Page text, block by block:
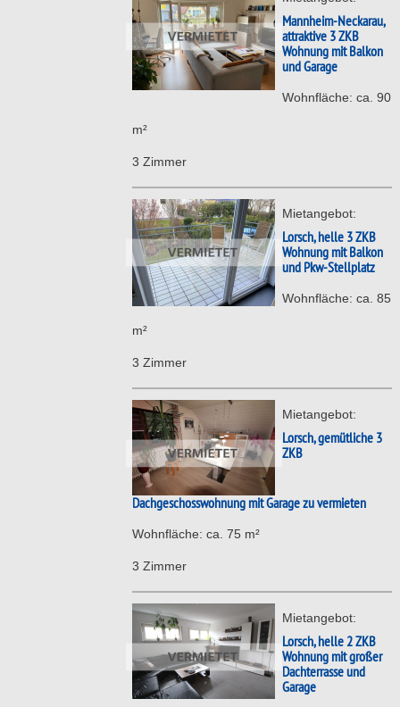
Mannheim-Neckarau,
attraktive 3 ZKB
Wohnung mit Balkon
und Garage
Wohnfläche: ca. 90
m²
3 Zimmer
Mietangebot:
Lorsch, helle 3 ZKB
Wohnung mit Balkon
und Pkw-Stellplatz
Wohnfläche: ca. 85
m²
3 Zimmer
Mietangebot:
Lorsch, gemütliche 3
ZKB
Dachgeschosswohnung mit Garage zu vermieten
Wohnfläche: ca. 75 m²
3 Zimmer
Mietangebot:
Lorsch, helle 2 ZKB
Wohnung mit großer
Dachterrasse und
Garage